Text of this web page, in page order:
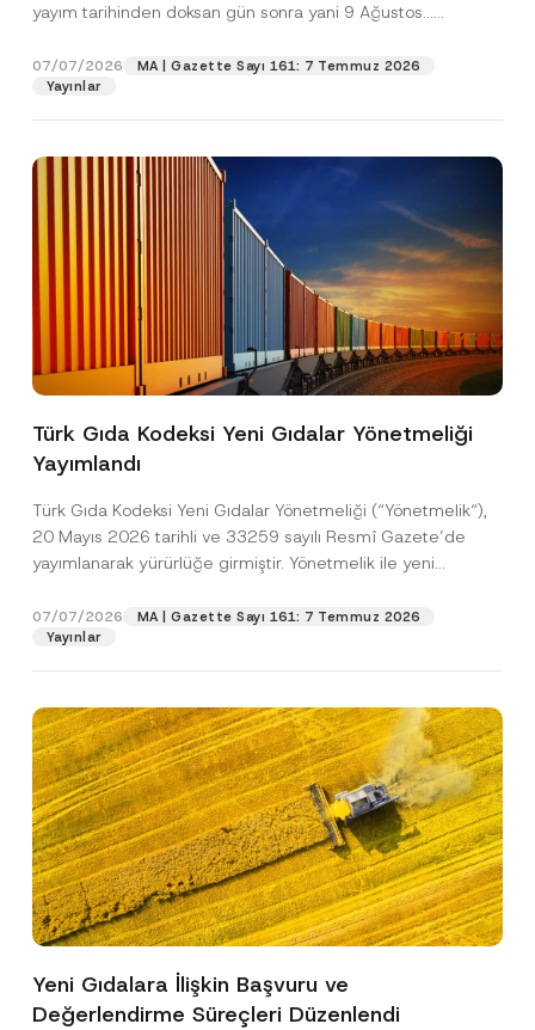
yayım tarihinden doksan gün sonra yani 9 Ağustos...
07/07/2026
MA | Gazette Sayı 161: 7 Temmuz 2026
Yayınlar
Türk Gıda Kodeksi Yeni Gıdalar Yönetmeliği
Yayımlandı
Türk Gıda Kodeksi Yeni Gıdalar Yönetmeliği (“Yönetmelik“),
20 Mayıs 2026 tarihli ve 33259 sayılı Resmî Gazete’de
yayımlanarak yürürlüğe girmiştir. Yönetmelik ile yeni
07/07/2026
MA | Gazette Sayı 161: 7 Temmuz 2026
Yayınlar
Yeni Gıdalara İlişkin Başvuru ve
Değerlendirme Süreçleri Düzenlendi
N
t
c
S
y
a
o
y
d
Firma
Pozisyon
E-Posta Adresi*
Telefon Numarası*
Konu*
P
Bu iletişim formu aracılığıyla sağlanan kişisel